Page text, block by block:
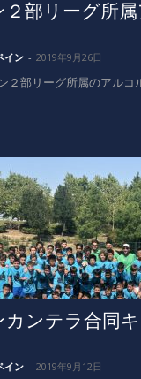
部リーグ所属
イン - 2019年9月26日
２部リーグ所属のアルコ
カンテラ合同
イン - 2019年9月12日